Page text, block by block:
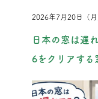
2026年7月20日（月
日本の窓は遅
6をクリアする